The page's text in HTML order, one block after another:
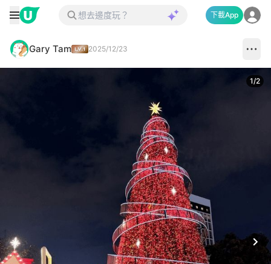
下載App
Gary Tam 2025/12/23
1/2